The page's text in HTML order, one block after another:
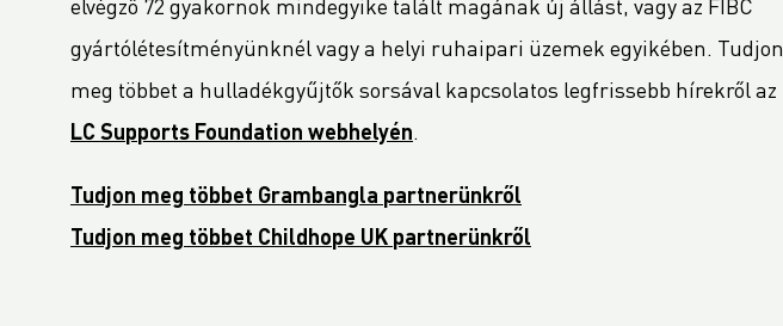
elvégző 72 gyakornok mindegyike talált magának új állást, vagy az FIBC
gyártólétesítményünknél vagy a helyi ruhaipari üzemek egyikében. Tudjon
meg többet a hulladékgyűjtők sorsával kapcsolatos legfrissebb hírekről az
LC Supports Foundation webhelyén.
Tudjon meg többet Grambangla partnerünkről
Tudjon meg többet Childhope UK partnerünkről